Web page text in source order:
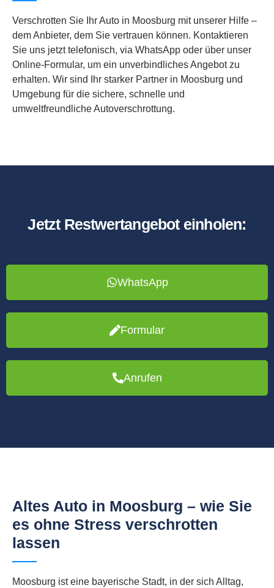
Verschrotten Sie Ihr Auto in Moosburg mit unserer Hilfe –
dem Anbieter, dem Sie vertrauen können. Kontaktieren
Sie uns jetzt telefonisch, via WhatsApp oder über unser
Online-Formular, um ein unverbindliches Angebot zu
erhalten. Wir sind Ihr starker Partner in Moosburg und
Umgebung für die sichere, schnelle und
umweltfreundliche Autoverschrottung.
Jetzt Restwertangebot einholen:
WhatsApp
Formular
Anrufen
Altes Auto in Moosburg – wie Sie
es ohne Stress verschrotten
lassen
Moosburg ist eine bayerische Stadt, in der sich Alltag,